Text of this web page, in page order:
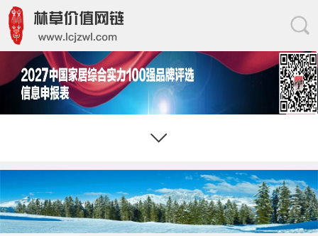
森林旅游
林浆纸业
山桐子
森林康养
共享经济
杜仲产业